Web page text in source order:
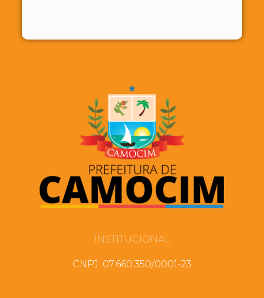
INSTITUCIONAL
CNPJ: 07.660.350/0001-23